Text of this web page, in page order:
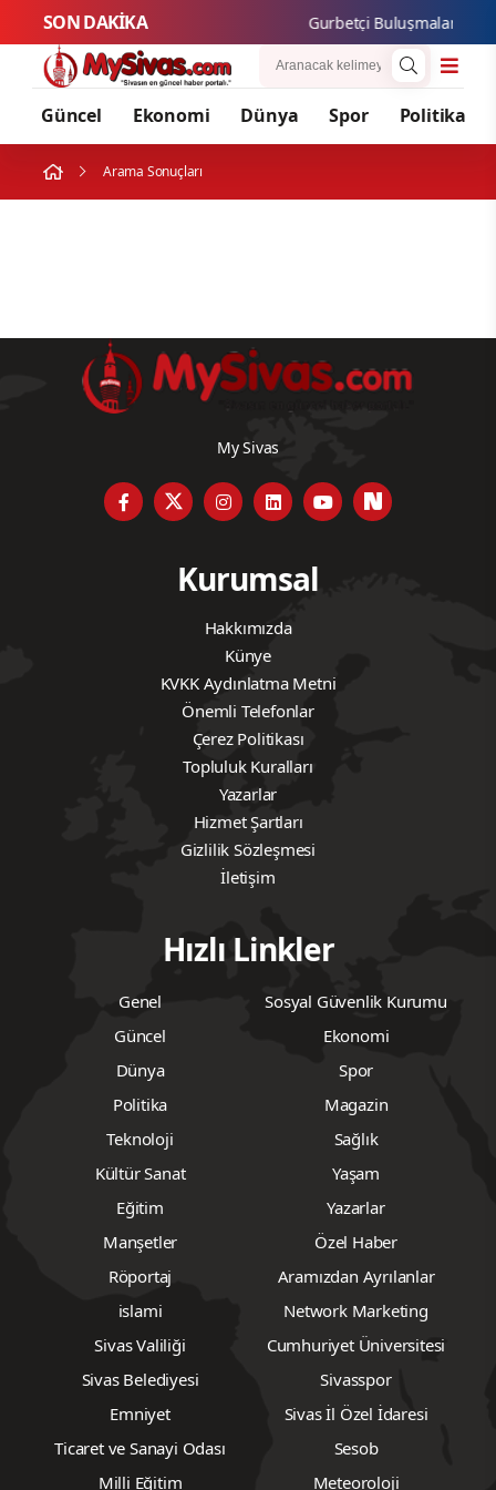
SON DAKİKA Gurbetçi Buluşmaları ve
Güncel Ekonomi Dünya Spor Politika
Arama Sonuçları
My Sivas
Kurumsal
Hakkımızda
Künye
KVKK Aydınlatma Metni
Önemli Telefonlar
Çerez Politikası
Topluluk Kuralları
Yazarlar
Hizmet Şartları
Gizlilik Sözleşmesi
İletişim
Hızlı Linkler
Genel
Sosyal Güvenlik Kurumu
Güncel
Ekonomi
Dünya
Spor
Politika
Magazin
Teknoloji
Sağlık
Kültür Sanat
Yaşam
Eğitim
Yazarlar
Manşetler
Özel Haber
Röportaj
Aramızdan Ayrılanlar
islami
Network Marketing
Sivas Valiliği
Cumhuriyet Üniversitesi
Sivas Belediyesi
Sivasspor
Emniyet
Sivas İl Özel İdaresi
Ticaret ve Sanayi Odası
Sesob
Milli Eğitim
Meteoroloji